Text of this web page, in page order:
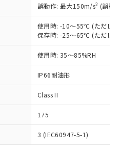
誤動作: 最大150m/s2 (誤動
使用時: -10～55℃ (ただし
保存時: -25～65℃ (ただし
使用時: 35～85%RH
IP66耐油形
Class II
175
3 (IEC60947-5-1)
せていただくもので
業取扱商品の中には、
象外となる商品もある
標準価格照会結果は、
新日時点での社内デー
されるものであり、閲
実際の在庫および標
る場合があることをご
および標準価格はお客
またはお客様担当のオ
料など無形物で、有
い商品です。
、非含有部品として
判明した場合などや
があります。
(Hg) 1000ppm以下、 カド
ル酸ビス(2-エチルヘキシ
以下、フタル酸ブチ
以下、フタル酸ジブチル
タル酸ジイソブチル
含有率が中国RoHSの
を示します。
含有率が中国RoHSの
とを示します。
当社販売部門へお問
) : 1000ppm、 Cd(カドミウ
、 PBBs(ポリ臭化ビフェ
ポリ臭化ジフェニルエーテ
、 DIBP(フタル酸ジ
貿易法に定める商品
等」という）を輸出
提供する場合は、日本
(または役務取引許
どの必要な手続きを
を破棄する場合は、完
ど、違法に輸出されな
を講じます。
在庫あり
たないが在庫あり